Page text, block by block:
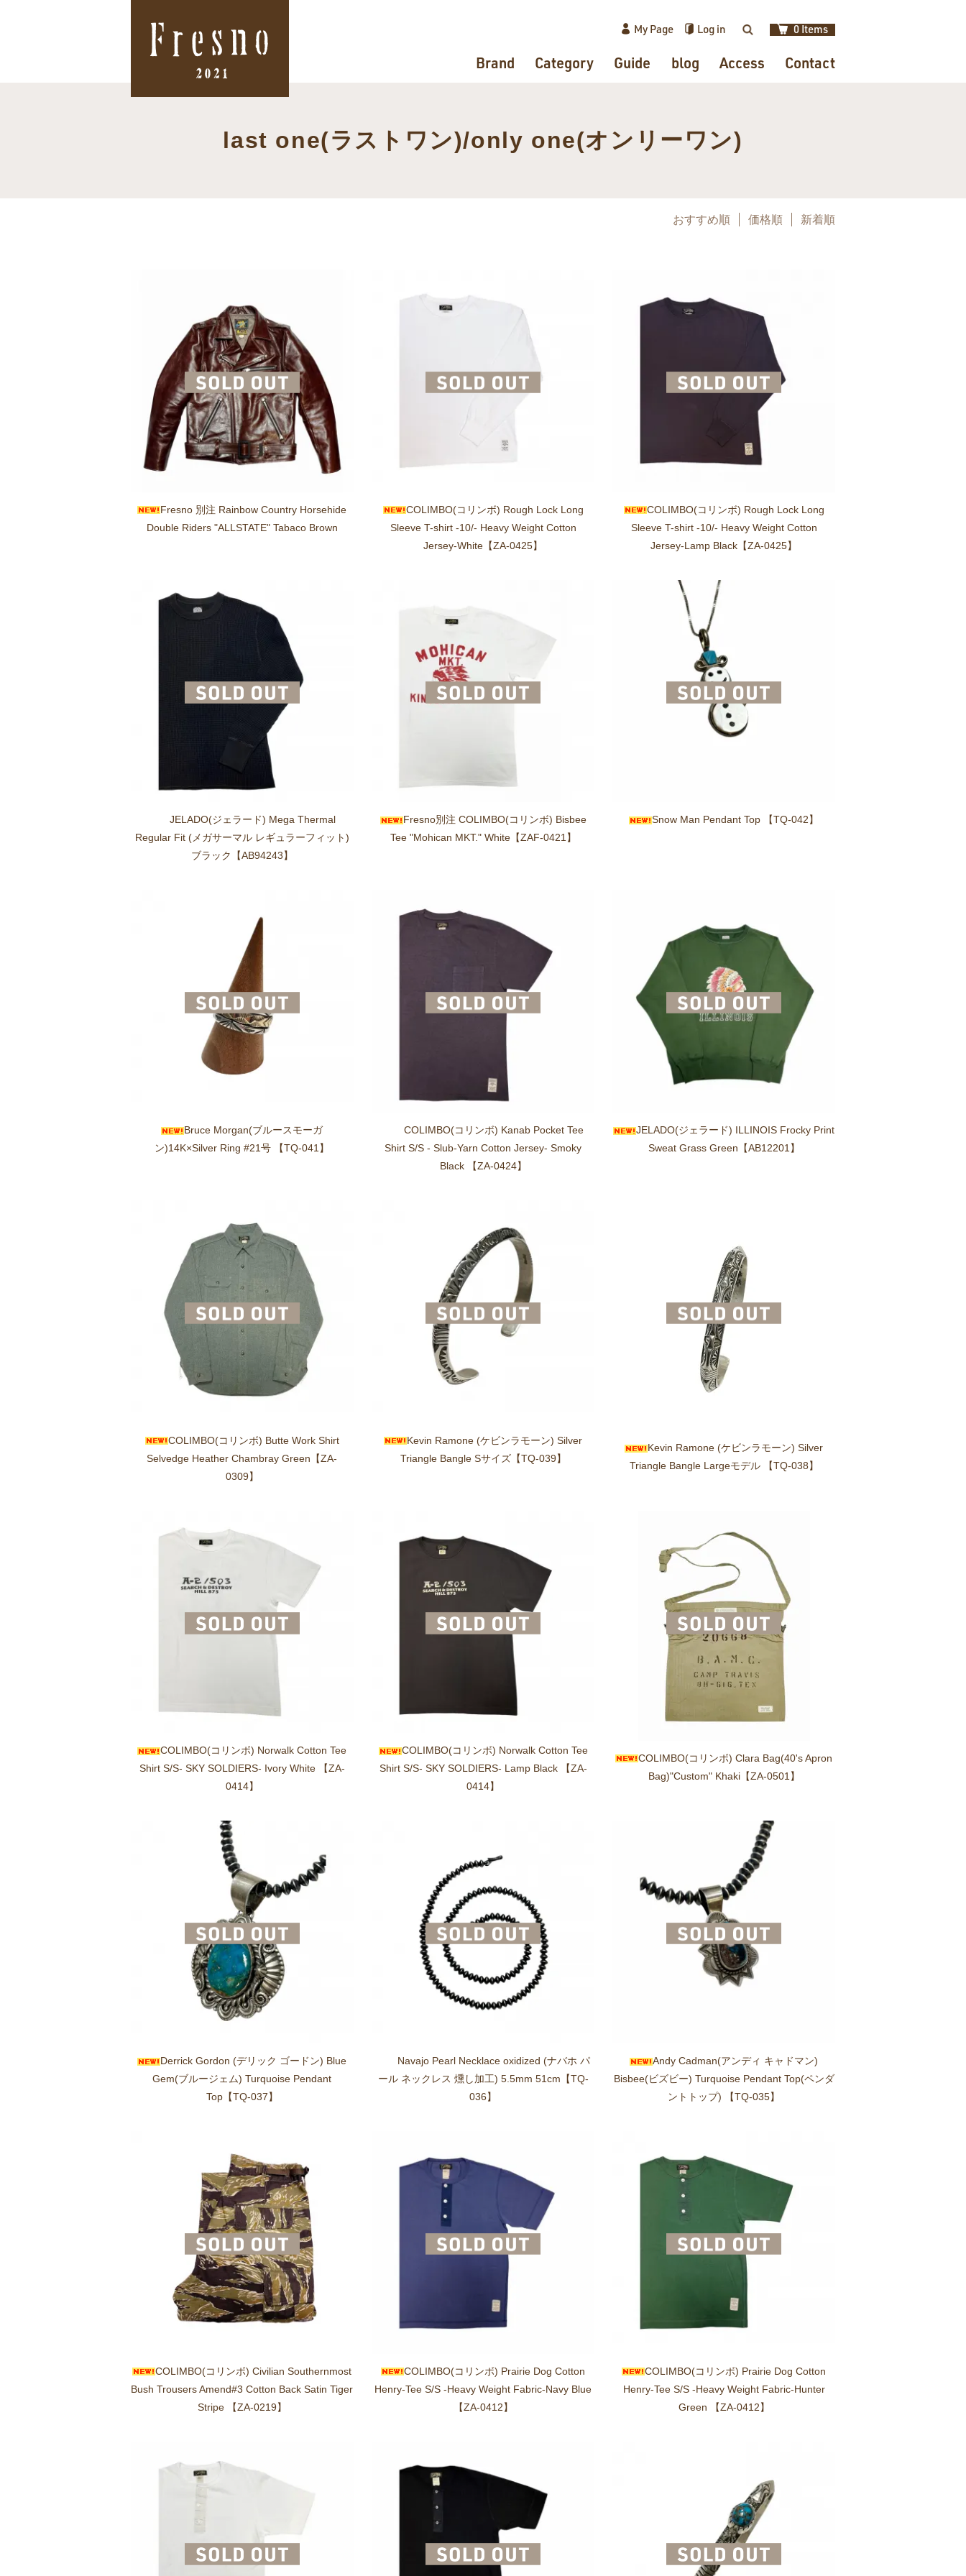
My Page Log in 0 Items
Brand Category Guide blog Access Contact
last one(ラストワン)/only one(オンリーワン)
おすすめ順 価格順 新着順
Fresno 別注 Rainbow Country Horsehide
Double Riders "ALLSTATE" Tabaco Brown
COLIMBO(コリンボ) Rough Lock Long
Sleeve T-shirt -10/- Heavy Weight Cotton
Jersey-White【ZA-0425】
COLIMBO(コリンボ) Rough Lock Long
Sleeve T-shirt -10/- Heavy Weight Cotton
Jersey-Lamp Black【ZA-0425】
JELADO(ジェラード) Mega Thermal
Regular Fit (メガサーマル レギュラーフィット)
ブラック【AB94243】
Fresno別注 COLIMBO(コリンボ) Bisbee
Tee "Mohican MKT." White【ZAF-0421】
Snow Man Pendant Top 【TQ-042】
Bruce Morgan(ブルースモーガ
ン)14K×Silver Ring #21号 【TQ-041】
COLIMBO(コリンボ) Kanab Pocket Tee
Shirt S/S - Slub-Yarn Cotton Jersey- Smoky
Black 【ZA-0424】
JELADO(ジェラード) ILLINOIS Frocky Print
Sweat Grass Green【AB12201】
COLIMBO(コリンボ) Butte Work Shirt
Selvedge Heather Chambray Green【ZA-
0309】
Kevin Ramone (ケビンラモーン) Silver
Triangle Bangle Sサイズ【TQ-039】
Kevin Ramone (ケビンラモーン) Silver
Triangle Bangle Largeモデル 【TQ-038】
COLIMBO(コリンボ) Norwalk Cotton Tee
Shirt S/S- SKY SOLDIERS- Ivory White 【ZA-
0414】
COLIMBO(コリンボ) Norwalk Cotton Tee
Shirt S/S- SKY SOLDIERS- Lamp Black 【ZA-
0414】
COLIMBO(コリンボ) Clara Bag(40's Apron
Bag)"Custom" Khaki【ZA-0501】
Derrick Gordon (デリック ゴードン) Blue
Gem(ブルージェム) Turquoise Pendant
Top【TQ-037】
Navajo Pearl Necklace oxidized (ナバホ パ
ール ネックレス 燻し加工) 5.5mm 51cm【TQ-
036】
Andy Cadman(アンディ キャドマン)
Bisbee(ビズビー) Turquoise Pendant Top(ペンダ
ントトップ) 【TQ-035】
COLIMBO(コリンボ) Civilian Southernmost
Bush Trousers Amend#3 Cotton Back Satin Tiger
Stripe 【ZA-0219】
COLIMBO(コリンボ) Prairie Dog Cotton
Henry-Tee S/S -Heavy Weight Fabric-Navy Blue
【ZA-0412】
COLIMBO(コリンボ) Prairie Dog Cotton
Henry-Tee S/S -Heavy Weight Fabric-Hunter
Green 【ZA-0412】